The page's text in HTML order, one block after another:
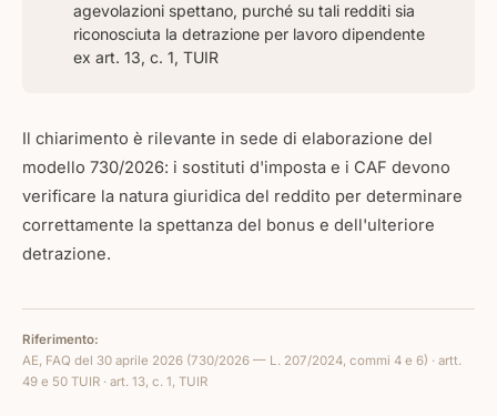
agevolazioni spettano, purché su tali redditi sia
riconosciuta la detrazione per lavoro dipendente
ex art. 13, c. 1, TUIR
Il chiarimento è rilevante in sede di elaborazione del
modello 730/2026: i sostituti d'imposta e i CAF devono
verificare la natura giuridica del reddito per determinare
correttamente la spettanza del bonus e dell'ulteriore
detrazione.
Riferimento:
AE, FAQ del 30 aprile 2026 (730/2026 — L. 207/2024, commi 4 e 6) · artt.
49 e 50 TUIR · art. 13, c. 1, TUIR